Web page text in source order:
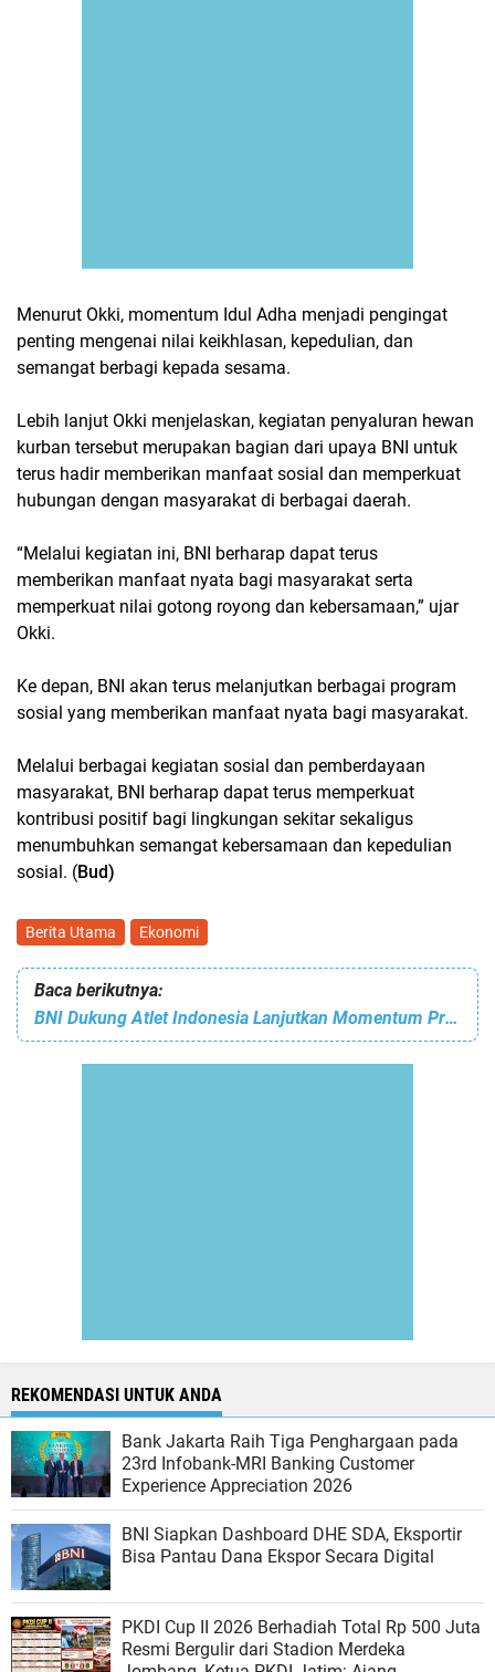
Menurut Okki, momentum Idul Adha menjadi pengingat
penting mengenai nilai keikhlasan, kepedulian, dan
semangat berbagi kepada sesama.
Lebih lanjut Okki menjelaskan, kegiatan penyaluran hewan
kurban tersebut merupakan bagian dari upaya BNI untuk
terus hadir memberikan manfaat sosial dan memperkuat
hubungan dengan masyarakat di berbagai daerah.
“Melalui kegiatan ini, BNI berharap dapat terus
memberikan manfaat nyata bagi masyarakat serta
memperkuat nilai gotong royong dan kebersamaan,” ujar
Okki.
Ke depan, BNI akan terus melanjutkan berbagai program
sosial yang memberikan manfaat nyata bagi masyarakat.
Melalui berbagai kegiatan sosial dan pemberdayaan
masyarakat, BNI berharap dapat terus memperkuat
kontribusi positif bagi lingkungan sekitar sekaligus
menumbuhkan semangat kebersamaan dan kepedulian
sosial. (Bud)
Berita Utama Ekonomi
Baca berikutnya:
BNI Dukung Atlet Indonesia Lanjutkan Momentum Prestasi di Indonesia Open 2026
REKOMENDASI UNTUK ANDA
Bank Jakarta Raih Tiga Penghargaan pada
23rd Infobank-MRI Banking Customer
Experience Appreciation 2026
BNI Siapkan Dashboard DHE SDA, Eksportir
Bisa Pantau Dana Ekspor Secara Digital
PKDI Cup II 2026 Berhadiah Total Rp 500 Juta
Resmi Bergulir dari Stadion Merdeka